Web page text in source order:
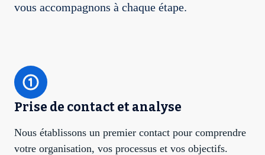
vous accompagnons à chaque étape.
Prise de contact et analyse
Nous établissons un premier contact pour comprendre
votre organisation, vos processus et vos objectifs.